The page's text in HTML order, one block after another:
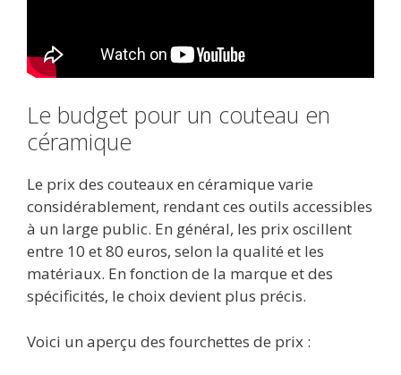
Le budget pour un couteau en
céramique
Le prix des couteaux en céramique varie
considérablement, rendant ces outils accessibles
à un large public. En général, les prix oscillent
entre 10 et 80 euros, selon la qualité et les
matériaux. En fonction de la marque et des
spécificités, le choix devient plus précis.
Voici un aperçu des fourchettes de prix :